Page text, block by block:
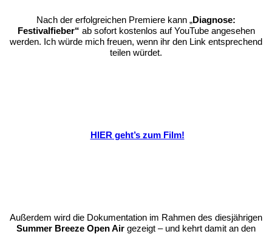
Nach der erfolgreichen Premiere kann „Diagnose:
Festivalfieber“ ab sofort kostenlos auf YouTube angesehen
werden. Ich würde mich freuen, wenn ihr den Link entsprechend
teilen würdet.
HIER geht’s zum Film!
Außerdem wird die Dokumentation im Rahmen des diesjährigen
Summer Breeze Open Air gezeigt – und kehrt damit an den